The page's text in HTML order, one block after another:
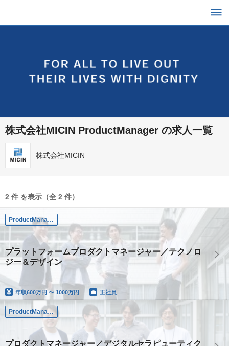
株式会社MICIN ProductManager の求人一覧
株式会社MICIN
2 件 を表示（全 2 件）
ProductManager
プラットフォームプロダクトマネージャー／テクノロ
ジー＆デザイン
年収600万円 〜 1000万円 正社員
ProductManager
プロダクトマネージャー／デジタルセラピューティク